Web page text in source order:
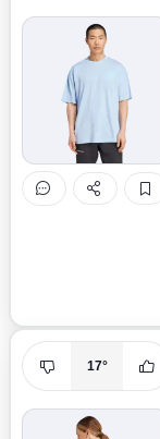
17°